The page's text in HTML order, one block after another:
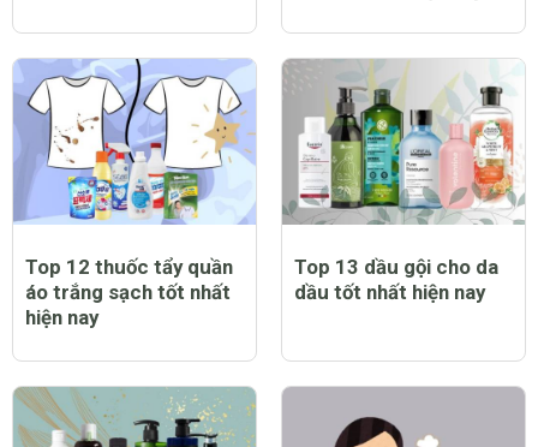
Top 12 thuốc tẩy quần
áo trắng sạch tốt nhất
hiện nay
Top 13 dầu gội cho da
dầu tốt nhất hiện nay